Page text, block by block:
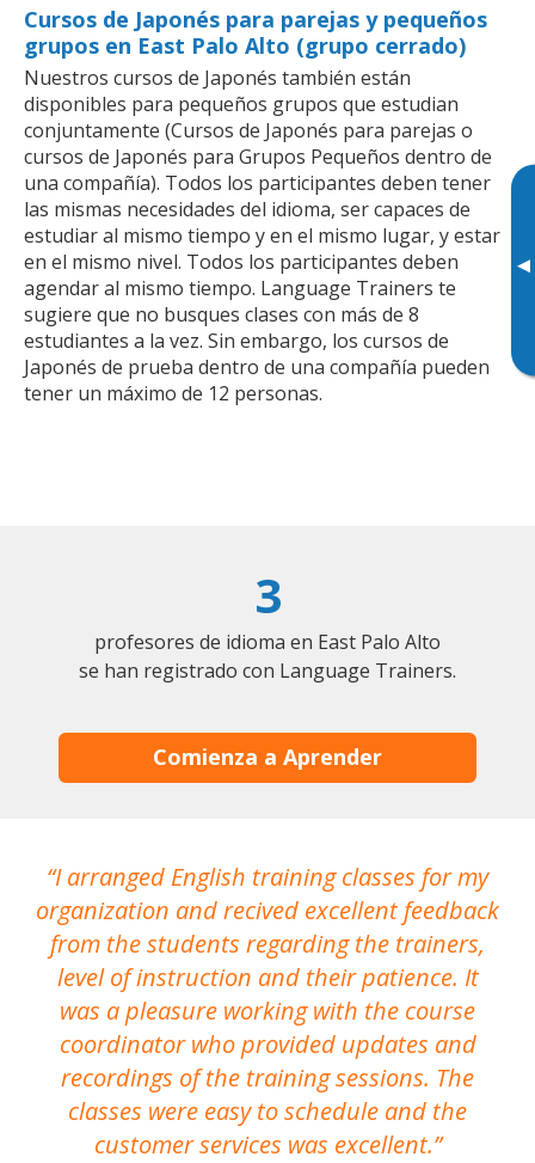
▸
Cursos de Japonés para parejas y pequeños
grupos en East Palo Alto (grupo cerrado)
Nuestros cursos de Japonés también están
disponibles para pequeños grupos que estudian
conjuntamente (Cursos de Japonés para parejas o
cursos de Japonés para Grupos Pequeños dentro de
una compañía). Todos los participantes deben tener
las mismas necesidades del idioma, ser capaces de
estudiar al mismo tiempo y en el mismo lugar, y estar
en el mismo nivel. Todos los participantes deben
agendar al mismo tiempo. Language Trainers te
sugiere que no busques clases con más de 8
estudiantes a la vez. Sin embargo, los cursos de
Japonés de prueba dentro de una compañía pueden
tener un máximo de 12 personas.
3
profesores de idioma en East Palo Alto
se han registrado con Language Trainers.
Comienza a Aprender
I arranged English training classes for my
organization and recived excellent feedback
from the students regarding the trainers,
level of instruction and their patience. It
was a pleasure working with the course
coordinator who provided updates and
recordings of the training sessions. The
classes were easy to schedule and the
customer services was excellent.